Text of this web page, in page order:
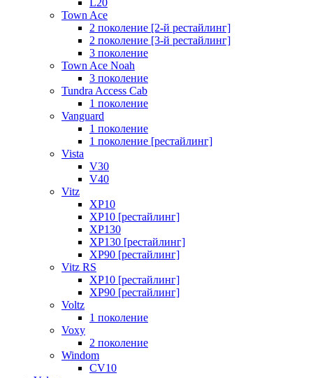
L20
Town Ace
2 поколение [2-й рестайлинг]
2 поколение [3-й рестайлинг]
3 поколение
Town Ace Noah
3 поколение
Tundra Access Cab
1 поколение
Vanguard
1 поколение
1 поколение [рестайлинг]
Vista
V30
V40
Vitz
XP10
XP10 [рестайлинг]
XP130
XP130 [рестайлинг]
XP90 [рестайлинг]
Vitz RS
XP10 [рестайлинг]
XP90 [рестайлинг]
Voltz
1 поколение
Voxy
2 поколение
Windom
СV10